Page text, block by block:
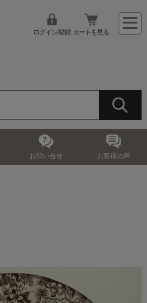
ログイン/登録 カートを見る
お問い合せ お客様の声